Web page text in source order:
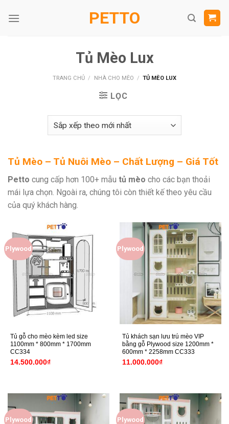
PETTO
Tủ Mèo Lux
TRANG CHỦ / NHÀ CHO MÈO / TỦ MÈO LUX
LỌC
Tủ Mèo – Tủ Nuôi Mèo – Chất Lượng – Giá Tốt
Petto cung cấp hơn 100+ mẫu tủ mèo cho các bạn thoải
mái lựa chọn. Ngoài ra, chúng tôi còn thiết kế theo yêu cầu
của quý khách hàng.
Plywood
Tủ gỗ cho mèo kèm led size
1100mm * 800mm * 1700mm
CC334
14.500.000₫
Plywood
Tủ khách sạn lưu trú mèo VIP
bằng gỗ Plywood size 1200mm *
600mm * 2258mm CC333
11.000.000₫
Plywood Plywood